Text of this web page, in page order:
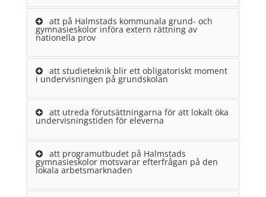
att på Halmstads kommunala grund- och
gymnasieskolor införa extern rättning av
nationella prov
att studieteknik blir ett obligatoriskt moment
i undervisningen på grundskolan
att utreda förutsättningarna för att lokalt öka
undervisningstiden för eleverna
att programutbudet på Halmstads
gymnasieskolor motsvarar efterfrågan på den
lokala arbetsmarknaden